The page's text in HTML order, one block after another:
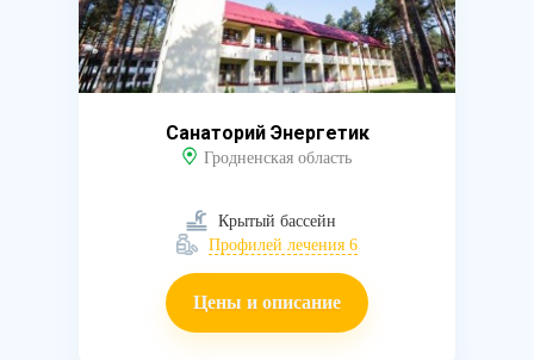
Санаторий Энергетик
Гродненская область
Крытый бассейн
Профилей лечения 6
Цены и описание